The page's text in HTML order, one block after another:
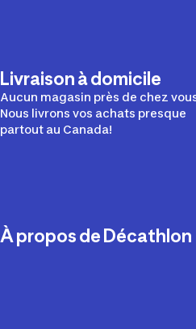
Livraison à domicile
Aucun magasin près de chez
Nous livrons vos achats presque
partout au Canada!
À propos de Décathlon